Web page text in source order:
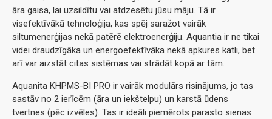
āra gaisa, lai uzsildītu vai atdzesētu jūsu māju. Tā ir
visefektīvākā tehnoloģija, kas spēj saražot vairāk
siltumenerģijas nekā patērē elektroenerģiju. Aquantia ir ne tikai
videi draudzīgāka un energoefektīvāka nekā apkures katli, bet
arī var aizstāt citas sistēmas vai strādāt kopā ar tām.
Aquanita KHPMS-BI PRO ir vairāk modulārs risinājums, jo tas
sastāv no 2 ierīcēm (āra un iekštelpu) un karstā ūdens
tvertnes (pēc izvēles). Tas ir ideāli piemērots parasto sienas